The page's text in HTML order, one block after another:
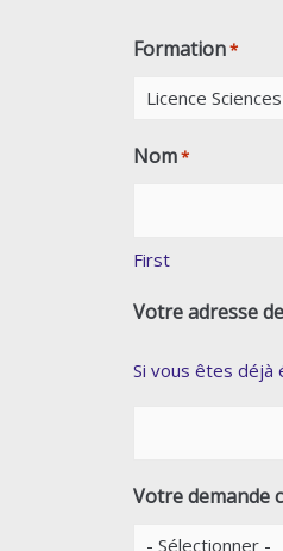
Formation*
Nom*
First
Votre adresse
Si vous êtes déjà
Votre demande